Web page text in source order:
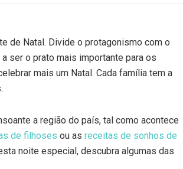
de Natal. Divide o protagonismo com o
ser o prato mais importante para os
mais um Natal. Cada família tem a
a região do país, tal como acontece
de filhoses ou as receitas de sonhos de
noite especial, descubra algumas das